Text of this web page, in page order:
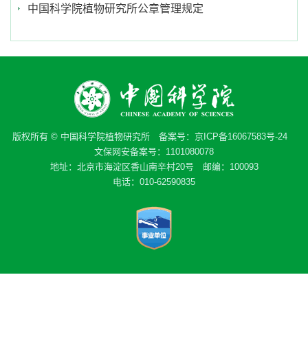
中国科学院植物研究所公章管理规定
版权所有 © 中国科学院植物研究所 备案号： 京ICP备16067583号-24
文保网安备案号：1101080078
地址：北京市海淀区香山南辛村20号 邮编：100093
电话：010-62590835